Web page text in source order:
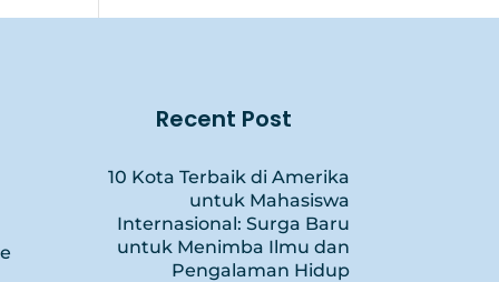
Recent Post
10 Kota Terbaik di Amerika
untuk Mahasiswa
Internasional: Surga Baru
untuk Menimba Ilmu dan
Pengalaman Hidup